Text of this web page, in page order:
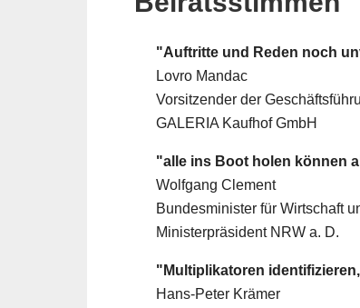
"Auftritte und Reden noch
Lovro Mandac
Vorsitzender der
GALERIA Kaufhof GmbH
"alle ins Boot holen können
Wolfgang Clement
Bundesminister für Wirtschaft
Ministerpräsident NRW a. D.
"Multiplikatoren
Hans-Peter Krämer